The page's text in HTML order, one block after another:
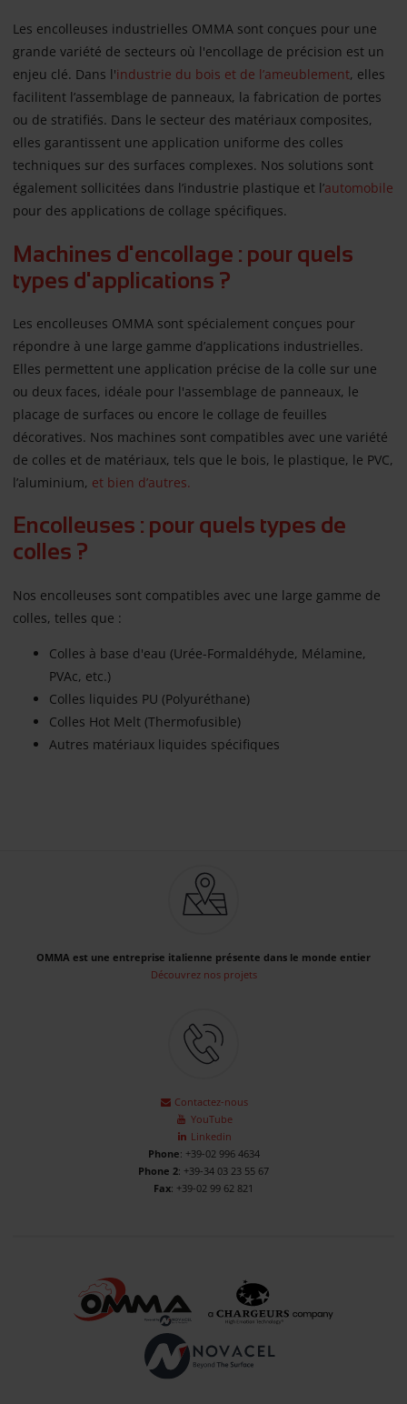
Les encolleuses industrielles OMMA sont conçues pour une
grande variété de secteurs où l'encollage de précision est un
enjeu clé. Dans l'industrie du bois et de l’ameublement, elles
facilitent l’assemblage de panneaux, la fabrication de portes
ou de stratifiés. Dans le secteur des matériaux composites,
elles garantissent une application uniforme des colles
techniques sur des surfaces complexes. Nos solutions sont
également sollicitées dans l’industrie plastique et l’automobile
pour des applications de collage spécifiques.
Machines d'encollage : pour quels
types d'applications ?
Les encolleuses OMMA sont spécialement conçues pour
répondre à une large gamme d’applications industrielles.
Elles permettent une application précise de la colle sur une
ou deux faces, idéale pour l'assemblage de panneaux, le
placage de surfaces ou encore le collage de feuilles
décoratives. Nos machines sont compatibles avec une variété
de colles et de matériaux, tels que le bois, le plastique, le PVC,
l’aluminium, et bien d’autres.
Encolleuses : pour quels types de
colles ?
Nos encolleuses sont compatibles avec une large gamme de
colles, telles que :
Colles à base d'eau (Urée-Formaldéhyde, Mélamine,
PVAc, etc.)
Colles liquides PU (Polyuréthane)
Colles Hot Melt (Thermofusible)
Autres matériaux liquides spécifiques
OMMA est une entreprise italienne présente dans le monde entier
Découvrez nos projets
Contactez-nous
YouTube
Linkedin
Phone: +39-02 996 4634
Phone 2: +39-34 03 23 55 67
Fax: +39-02 99 62 821